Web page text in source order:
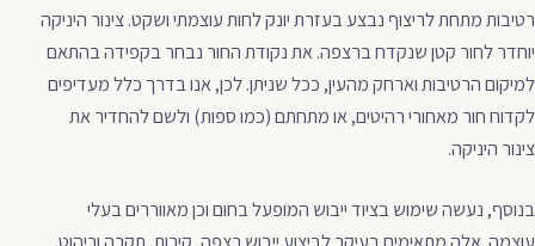
רטיבות מתחת לריצוף נבצע בעזרת יונק לחות עוצמתי ושקט. צינור היניקה
יוחדר לחור קטן שנקדח ברצפה. את נקודת החור נבחר בקפידה בהתאם
למיקום הרטיבות וארחק מהעין, ככל שניתן. לכן, אנו בדרך כלל מעדיפים
לקדוח חור מאחורי רהיטים, או מתחתם (כמו ספות) ולשם להחדיר את
צינור היניקה.
בנוסף, נעשה שימוש בציוד ייבוש המופעל בחום וכן מאווררים בעלי